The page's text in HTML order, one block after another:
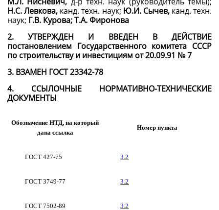
Н.С. Левкова, канд. техн. наук; Ю.И. Сычев,канд. техн.
наук; Г.В. Курова; Т.А. Фиронова
2. УТВЕРЖДЕН И ВВЕДЕН В ДЕЙСТВИЕ
постановлением Государственного комитета СССР
по строительству и инвестициям от 20.09.91 № 7
3. ВЗАМЕН ГОСТ 23342-78
4. ССЫЛОЧНЫЕ НОРМАТИВНО-ТЕХНИЧЕСКИЕ
ДОКУМЕНТЫ
Обозначение НТД, на который
дана ссылка
Номер пункта
ГОСТ 427-75 3.2
ГОСТ 3749-77 3.2
ГОСТ 7502-89 3.2